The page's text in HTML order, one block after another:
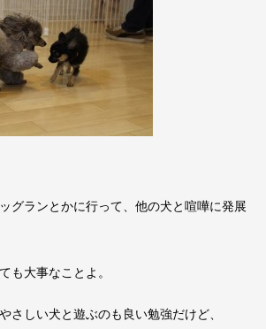
グランとかに行って、他の犬と喧嘩に発展
も大事なことよ。
さしい犬と遊ぶのも良い勉強だけど、